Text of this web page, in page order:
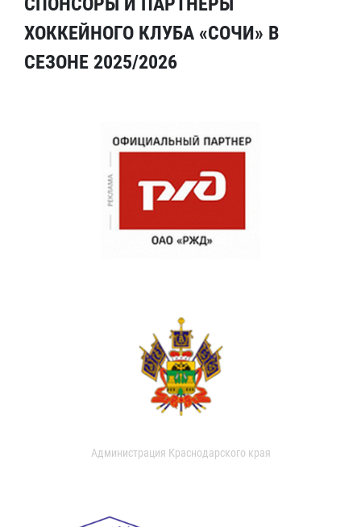
ХОККЕЙНОГО КЛУБА «СОЧИ» В
СЕЗОНЕ 2025/2026
Администрация Краснодарского края